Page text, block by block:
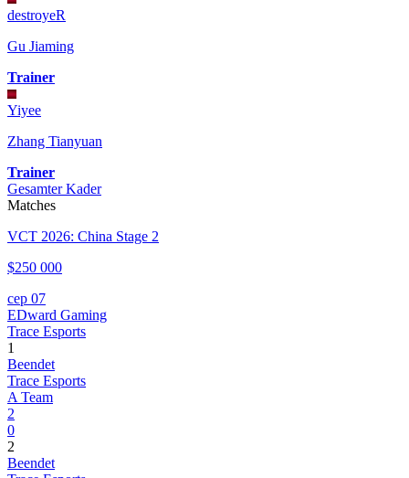
destroyeR
Gu Jiaming
Trainer
Yiyee
Zhang Tianyuan
Trainer
Gesamter Kader
Matches
VCT 2026: China Stage 2
$250 000
сер 07
EDward Gaming
Trace Esports
1
Beendet
Trace Esports
A Team
2
0
2
Beendet